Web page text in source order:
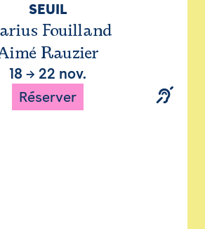
SEUIL
Fouilland
Rauzier
18 → 22 nov.
Réserver